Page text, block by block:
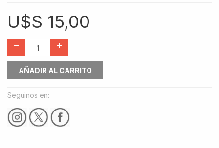
U$S 15,00
AÑADIR AL CARRITO
Seguinos en: